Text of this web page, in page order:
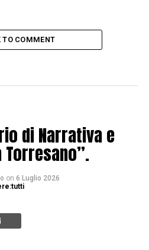
TO COMMENT
di Narrativa e
Torresano”.
on 6 Luglio 2026